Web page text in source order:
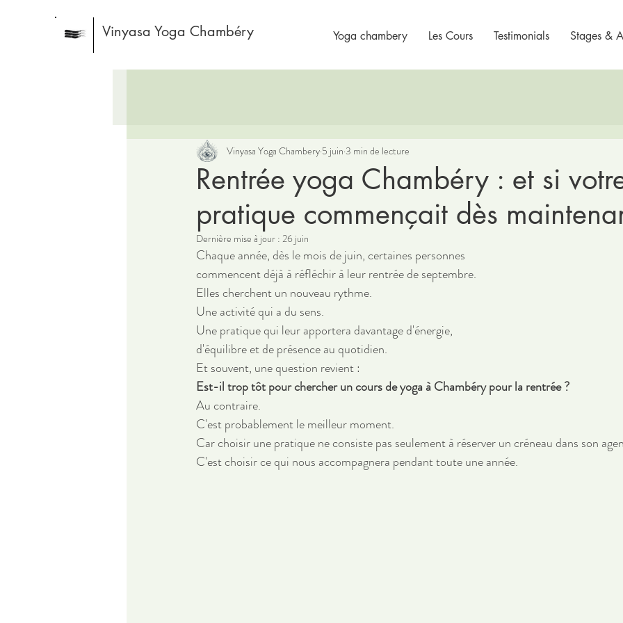
Vinyasa Yoga Chambéry Yoga chambery Les Cours Testimonials Stages &
Rentrée yoga Chambéry : et si
pratique commençait dès
Vinyasa Yoga Chambery 5 juin 3 min de lecture
Dernière mise à jour : 26 juin
Chaque année, dès le mois de juin, certaines personnes
commencent déjà à réfléchir à leur rentrée de septembre.
Elles cherchent un nouveau rythme.
Une activité qui a du sens.
Une pratique qui leur apportera davantage d'énergie,
d'équilibre et de présence au quotidien.
Et souvent, une question revient :
Est-il trop tôt pour chercher un cours de yoga à Chambéry pour la rentrée ?
Au contraire.
C'est probablement le meilleur moment.
Car choisir une pratique ne consiste pas seulement à réserver un créneau dans son
C'est choisir ce qui nous accompagnera pendant toute une année.